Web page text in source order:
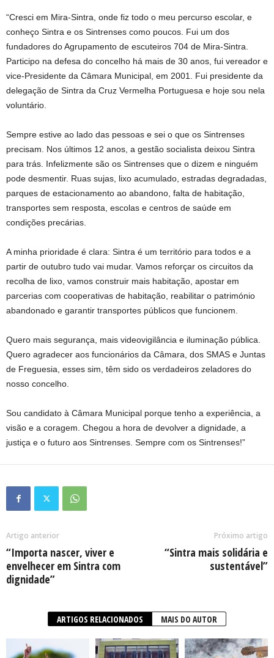
“Cresci em Mira-Sintra, onde fiz todo o meu percurso escolar, e
conheço Sintra e os Sintrenses como poucos. Fui um dos
fundadores do Agrupamento de escuteiros 704 de Mira-Sintra.
Participo na defesa do concelho há mais de 30 anos, fui vereador e
vice-Presidente da Câmara Municipal, em 2001. Fui presidente da
delegação de Sintra da Cruz Vermelha Portuguesa e hoje sou nela
voluntário.
Sempre estive ao lado das pessoas e sei o que os Sintrenses
precisam. Nos últimos 12 anos, a gestão socialista deixou Sintra
para trás. Infelizmente são os Sintrenses que o dizem e ninguém
pode desmentir. Ruas sujas, lixo acumulado, estradas degradadas,
parques de estacionamento ao abandono, falta de habitação,
transportes sem resposta, escolas e centros de saúde em
condições precárias.
A minha prioridade é clara: Sintra é um território para todos e a
partir de outubro tudo vai mudar. Vamos reforçar os circuitos da
recolha de lixo, vamos construir mais habitação, apostar em
parcerias com cooperativas de habitação, reabilitar o património
abandonado e garantir transportes públicos que funcionem.
Quero mais segurança, mais videovigilância e iluminação pública.
Quero agradecer aos funcionários da Câmara, dos SMAS e Juntas
de Freguesia, esses sim, têm sido os verdadeiros zeladores do
nosso concelho.
Sou candidato à Câmara Municipal porque tenho a experiência, a
visão e a coragem. Chegou a hora de devolver a dignidade, a
justiça e o futuro aos Sintrenses. Sempre com os Sintrenses!”
Artigo anterior
“Importa nascer, viver e
envelhecer em Sintra com
dignidade”
Próximo artigo
“Sintra mais solidária e
sustentável”
ARTIGOS RELACIONADOS MAIS DO AUTOR